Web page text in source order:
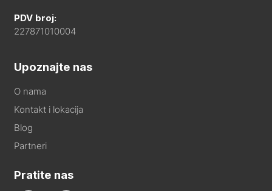
PDV broj:
227871010004
Upoznajte nas
O nama
Kontakt i lokacija
Blog
Partneri
Pratite nas